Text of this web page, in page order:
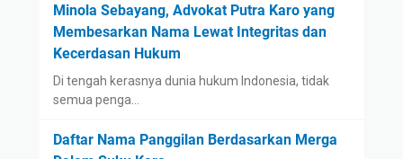
Minola Sebayang, Advokat Putra Karo yang
Membesarkan Nama Lewat Integritas dan
Kecerdasan Hukum
Di tengah kerasnya dunia hukum Indonesia, tidak
semua penga…
Daftar Nama Panggilan Berdasarkan Merga